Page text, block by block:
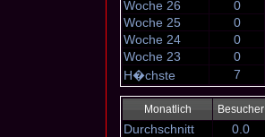
Woche 26
0
Woche 25
0
Woche 24
0
Woche 23
0
H�chste
7
Monatlich Besucher
Durchschnitt 0.0